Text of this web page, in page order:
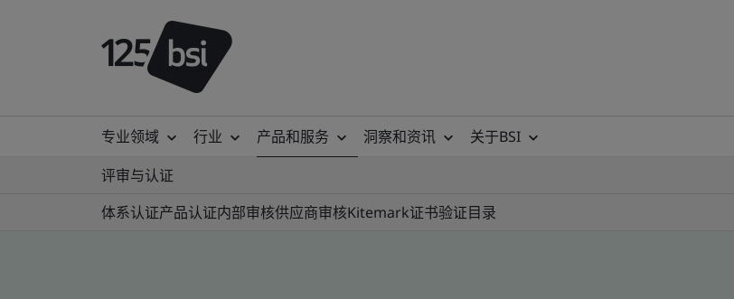
专业领域 行业 产品和服务 洞察和资讯
关于BSI
评审与认证
体系认证产品认证内部审核供应商审核Kitemark证书验证目录